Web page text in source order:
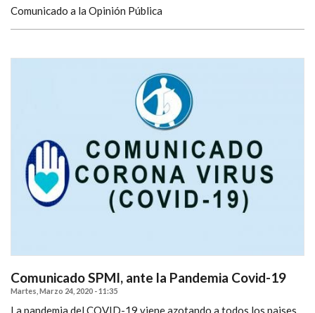
Comunicado a la Opinión Pública
Comunicado SPMI, ante la Pandemia Covid-19
Martes, Marzo 24, 2020 - 11:35
La pandemia del COVID-19 viene azotando a todos los paises